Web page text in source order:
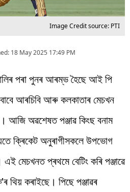
Image Credit source: PTI
18 May 2025 17:49 PM
পৰা পুনৰ আৰম্ভ হৈছে আই পি
আৰচিবি আৰু কলকাতাৰ মেচখন
আজি অৱশেষত পঞ্জাৱ কিংছ বনাম
ক্ৰিকেট অনুৰাগীসকলে উপভোগ
মেচখনত প্ৰথমে বেটিং কৰি পঞ্জাৱে
থিয় কৰাইছে। পিছে পঞ্জাৱৰ